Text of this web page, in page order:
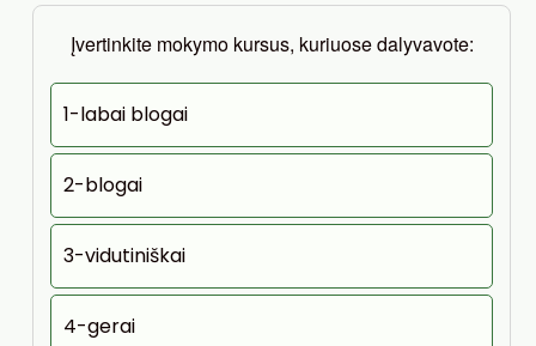
Įvertinkite mokymo kursus, kuriuose dalyvavote:
1-labai blogai
2-blogai
3-vidutiniškai
4-gerai